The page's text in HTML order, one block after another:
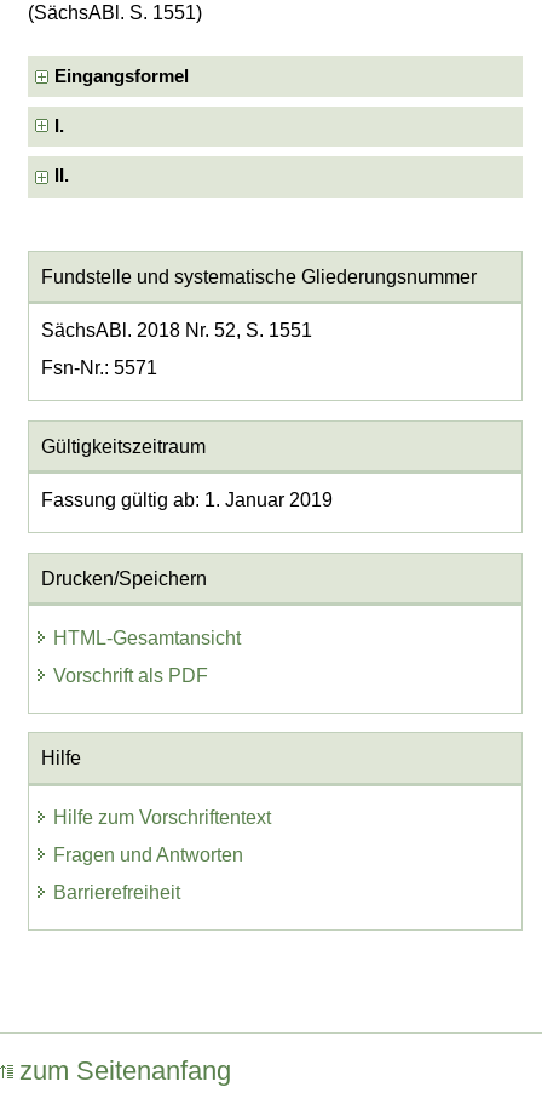
(SächsABl. S. 1551)
Eingangsformel
I.
II.
Fundstelle und systematische Gliederungsnummer
SächsABl. 2018 Nr. 52, S. 1551
Fsn-Nr.: 5571
Gültigkeitszeitraum
Fassung gültig ab: 1. Januar 2019
Drucken/Speichern
HTML-Gesamtansicht
Vorschrift als PDF
Hilfe
Hilfe zum Vorschriftentext
Fragen und Antworten
Barrierefreiheit
zum Seitenanfang